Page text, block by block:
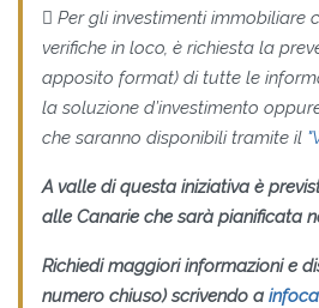
 Per gli investimenti immobiliare
verifiche in loco, è richiesta la
apposito format) di tutte le
la soluzione d’investimento
che saranno disponibili tramite il
A valle di questa iniziativa è
alle Canarie che sarà pianificata
Richiedi maggiori informazioni e
numero chiuso) scrivendo a